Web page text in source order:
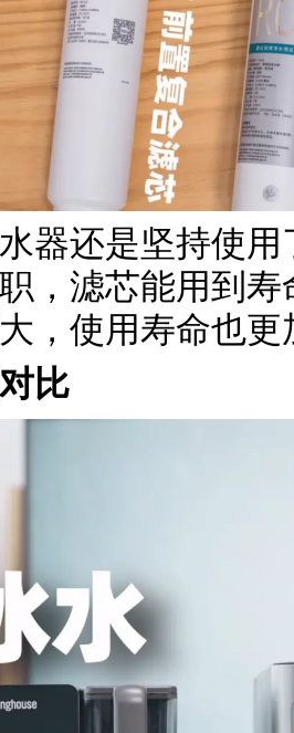
器还是坚持使
，滤芯能用到
，使用寿命也更
比